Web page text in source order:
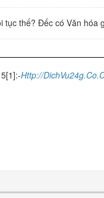
tục thế? Đếc có Văn
Http://